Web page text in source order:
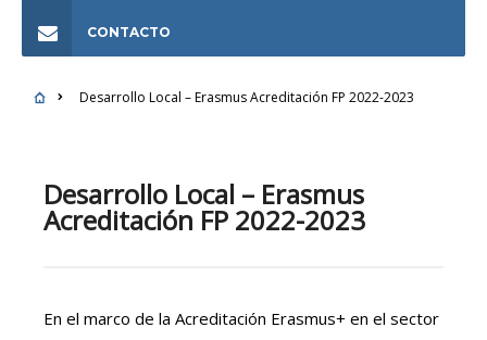
CONTACTO
Desarrollo Local – Erasmus Acreditación FP 2022-2023
Desarrollo Local – Erasmus
Acreditación FP 2022-2023
En el marco de la Acreditación Erasmus+ en el sector